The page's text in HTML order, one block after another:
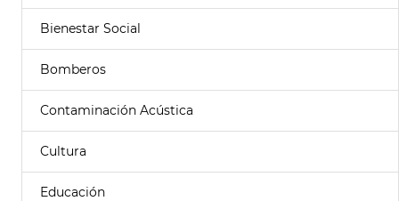
Bienestar Social
Bomberos
Contaminación Acústica
Cultura
Educación